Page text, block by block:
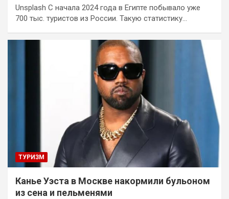
Unsplash С начала 2024 года в Египте побывало уже
700 тыс. туристов из России. Такую статистику…
ТУРИЗМ
Канье Уэста в Москве накормили бульоном
из сена и пельменями